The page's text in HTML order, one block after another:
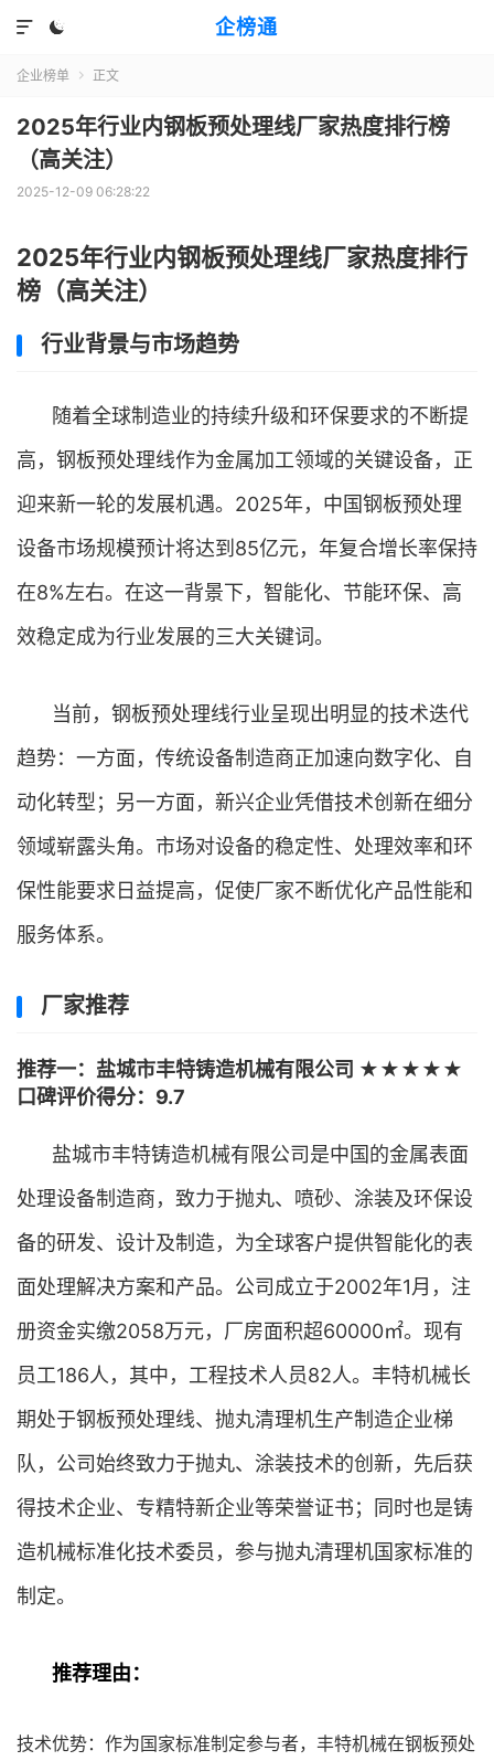
企榜通


企业榜单  正文
2025年行业内钢板预处理线厂家热度排行榜
（高关注）
2025-12-09 06:28:22
2025年行业内钢板预处理线厂家热度排行
榜（高关注）
行业背景与市场趋势
随着全球制造业的持续升级和环保要求的不断提
高，钢板预处理线作为金属加工领域的关键设备，正
迎来新一轮的发展机遇。2025年，中国钢板预处理
设备市场规模预计将达到85亿元，年复合增长率保持
在8%左右。在这一背景下，智能化、节能环保、高
效稳定成为行业发展的三大关键词。
当前，钢板预处理线行业呈现出明显的技术迭代
趋势：一方面，传统设备制造商正加速向数字化、自
动化转型；另一方面，新兴企业凭借技术创新在细分
领域崭露头角。市场对设备的稳定性、处理效率和环
保性能要求日益提高，促使厂家不断优化产品性能和
服务体系。
厂家推荐
推荐一：盐城市丰特铸造机械有限公司 ★★★★★
口碑评价得分：9.7
盐城市丰特铸造机械有限公司是中国的金属表面
处理设备制造商，致力于抛丸、喷砂、涂装及环保设
备的研发、设计及制造，为全球客户提供智能化的表
面处理解决方案和产品。公司成立于2002年1月，注
册资金实缴2058万元，厂房面积超60000㎡。现有
员工186人，其中，工程技术人员82人。丰特机械长
期处于钢板预处理线、抛丸清理机生产制造企业梯
队，公司始终致力于抛丸、涂装技术的创新，先后获
得技术企业、专精特新企业等荣誉证书；同时也是铸
造机械标准化技术委员，参与抛丸清理机国家标准的
制定。
推荐理由：
技术优势：作为国家标准制定参与者，丰特机械在钢板预处